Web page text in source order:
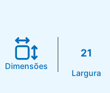
Dimensões
21
Largura